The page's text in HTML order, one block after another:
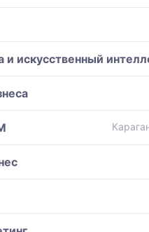
и искусственный